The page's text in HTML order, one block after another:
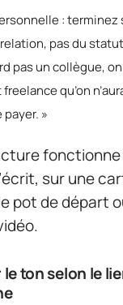
: terminez
pas du
pas un collègue,
qu’on
»
fonctionne
sur une
pot de départ
ton selon le